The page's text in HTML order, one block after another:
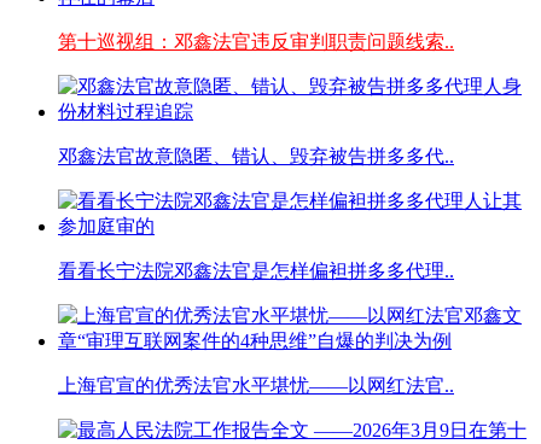
第十巡视组：邓鑫法官违反审判职责问题线索..
邓鑫法官故意隐匿、错认、毁弃被告拼多多代..
看看长宁法院邓鑫法官是怎样偏袒拼多多代理..
上海官宣的优秀法官水平堪忧——以网红法官..